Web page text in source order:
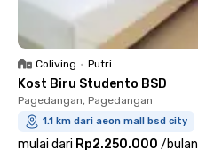
Coliving • Putri
Kost Biru Studento BSD
Pagedangan, Pagedangan
1.1 km dari aeon mall bsd city
mulai dari Rp2.250.000 /bulan